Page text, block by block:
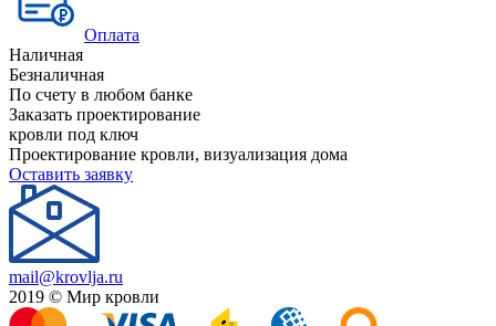
Оплата
Наличная
Безналичная
По счету в любом банке
Заказать проектирование
кровли под ключ
Проектирование кровли, визуализация дома
Оставить заявку
mail@krovlja.ru
2019 © Мир кровли